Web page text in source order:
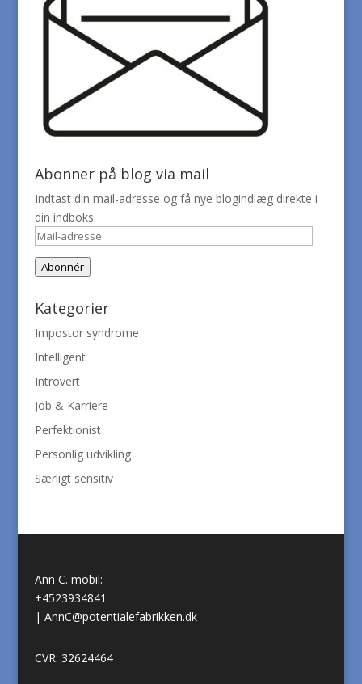
Abonner på blog via mail
Indtast din mail-adresse og få nye blogindlæg direkte i
din indboks.
Mail-
adresse
Abonnér
Kategorier
Impostor syndrome
Intelligent
Introvert
Job & Karriere
Perfektionist
Personlig udvikling
Særligt sensitiv
Ann C. mobil:
+4523934841
| AnnC@potentialefabrikken.dk
CVR: 32624464